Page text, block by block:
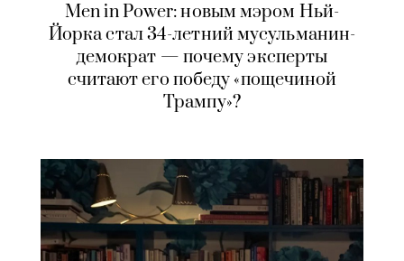
Men in Power: новым мэром Ньй-
Йорка стал 34-летний мусульманин-
демократ — почему эксперты
считают его победу «пощечиной
Трампу»?